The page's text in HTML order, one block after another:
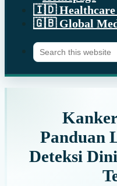
🇮🇩 Healthcare
🇬🇧 Global
Search
this
website
Panduan
Deteksi